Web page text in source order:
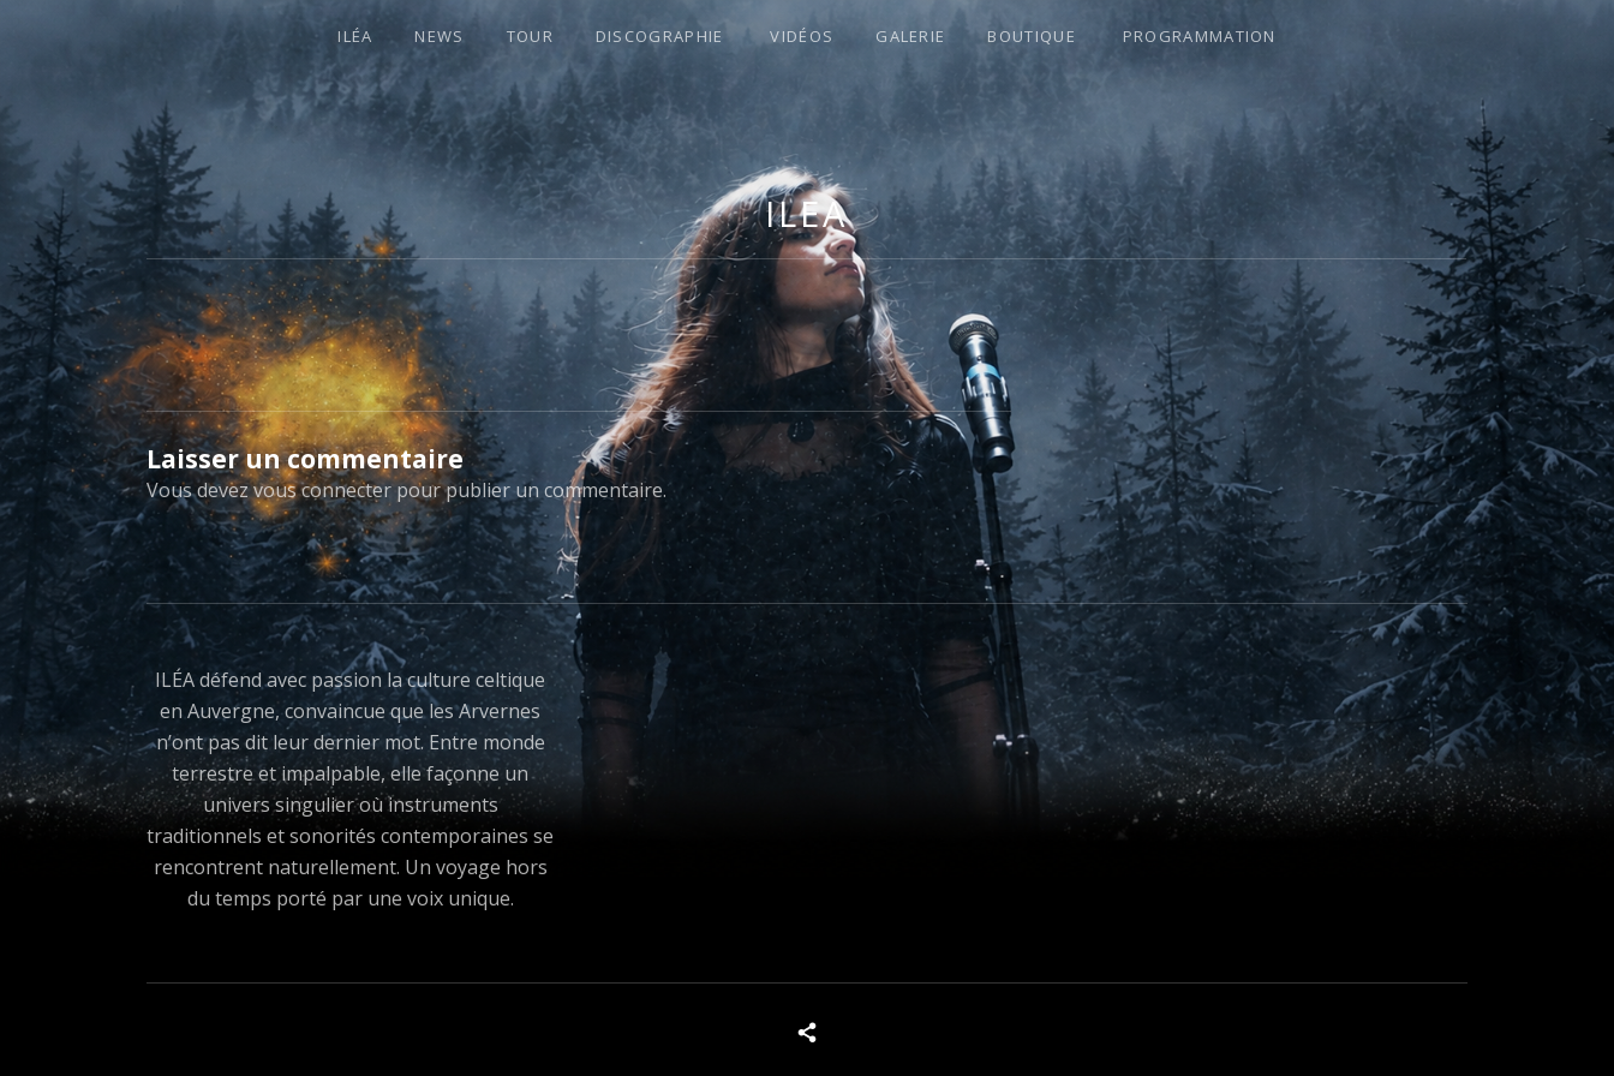
I
L
É
A
LA PLUS CELTIQUE DES AUVERGNATES !
ILÉA NEWS TOUR DISCOGRAPHIE VIDÉOS GALERIE BOUTIQUE PROGRAMMATION
ILEA
Laisser un commentaire
Vous devezvous connecterpour publier un commentaire.
ILÉA défend avec passion la culture celtique
en Auvergne, convaincue que les Arvernes
n’ont pas dit leur dernier mot. Entre monde
terrestre et impalpable, elle façonne un
univers singulier où instruments
traditionnels et sonorités contemporaines se
rencontrent naturellement. Un voyage hors
du temps porté par une voix unique.